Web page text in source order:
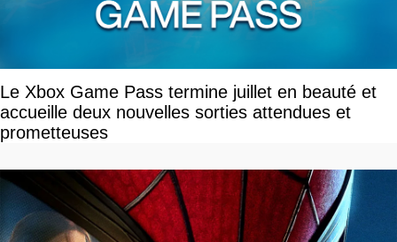
Le Xbox Game Pass termine juillet en beauté et
accueille deux nouvelles sorties attendues et
prometteuses